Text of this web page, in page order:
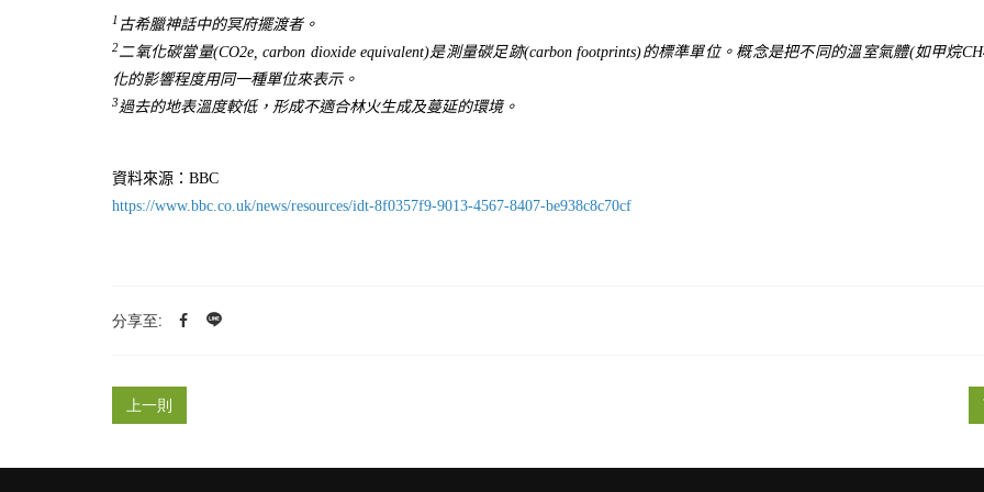
1 古希臘神話中的冥府擺渡者。
2二氧化碳當量(CO2e, carbon dioxide equivalent)是測量碳足跡(carbon footprints)的標準單位。概念是把不同的溫室氣體(如甲烷
化的影響程度用同一種單位來表示。
3過去的地表溫度較低，形成不適合林火生成及蔓延的環境。
資料來源：BBC
https://www.bbc.co.uk/news/resources/idt-8f0357f9-9013-4567-8407-be938c8c70cf
分享至:
上一則